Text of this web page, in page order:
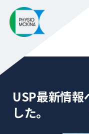
USP最新情報
した。